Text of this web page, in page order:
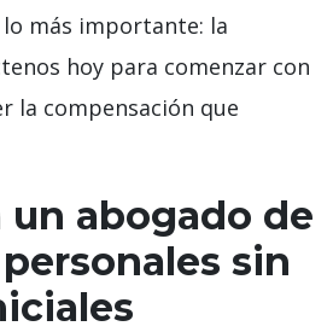
más importante: la
hoy para comenzar con
la compensación que
un abogado de
sin